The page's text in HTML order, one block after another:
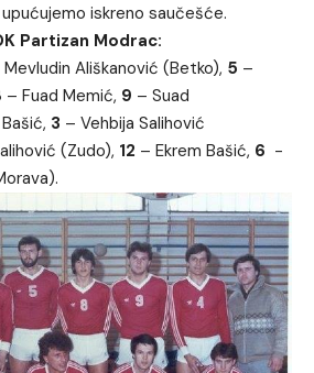
iskreno saučešće.
Partizan Modrac:
Mevludin Ališkanović (Betko), 5 –
– Fuad Memić, 9 – Suad
3 – Vehbija Salihović
(Zudo), 12 – Ekrem Bašić, 6 -